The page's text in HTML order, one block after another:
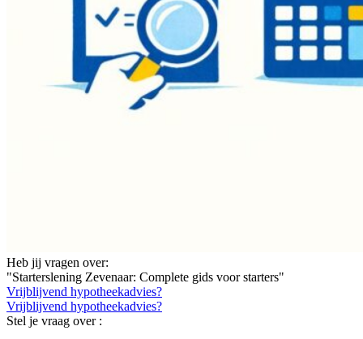
Heb jij vragen over:
"Starterslening Zevenaar: Complete gids voor starters"
Vrijblijvend hypotheekadvies?
Vrijblijvend hypotheekadvies?
Stel je vraag over :